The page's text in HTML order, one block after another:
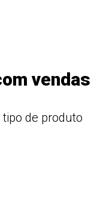
vendas
de produto